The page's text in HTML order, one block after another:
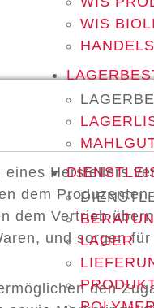
WIS
LAGER
Herstellers
dem
dem Vertrieb
und sorgen
den